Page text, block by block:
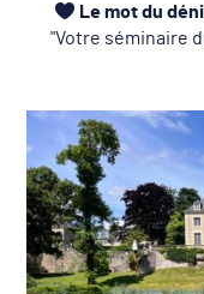
Le mot du
Votre séminaire